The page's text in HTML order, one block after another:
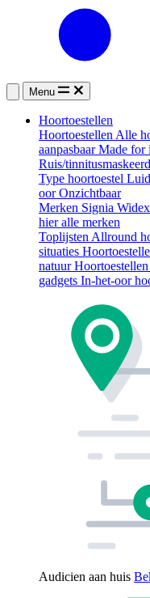
Menu
Hoortoestellen
HoortoestellenAlle
aanpasbaarMade for
Ruis/
Type hoortoestel
oorOnzichtbaar
Merken Signia Widex
hier alle merken
ToplijstenAllround
situaties
natuur
gadgets In-het-oor
Audicien aan huis